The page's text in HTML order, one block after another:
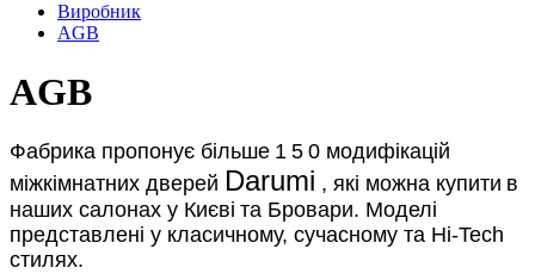
Виробник
AGB
AGB
Фабрика пропонує більше 1 5 0 модифікацій
міжкімнатних дверей Darumi , які можна купити в
наших салонах у Києві та Бровари. Моделі
представлені у класичному, сучасному та Hi-Tech
стилях.